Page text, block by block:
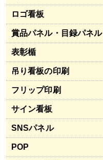
ロゴ看板
賞品パネル・目録パネル
表彰楯
吊り看板の印刷
フリップ印刷
サイン看板
SNSパネル
POP